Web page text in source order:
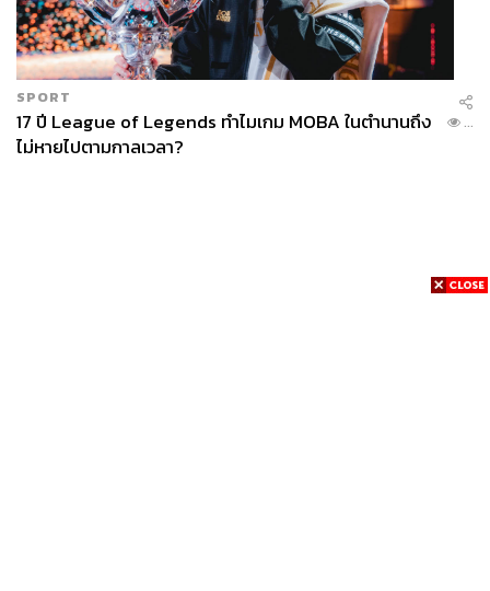
SPORT
17 ปี League of Legends ทำไมเกม MOBA ในตำนานถึง
ไม่หายไปตามกาลเวลา?
...